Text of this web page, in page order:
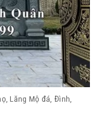
Lăng Mộ đá, Đình,